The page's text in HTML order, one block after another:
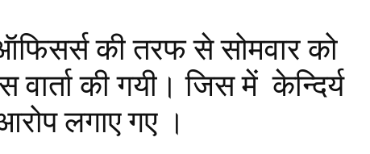
की तरफ से सोमवार को
की गयी। जिस में केन्दिर्य
लगाए गए ।